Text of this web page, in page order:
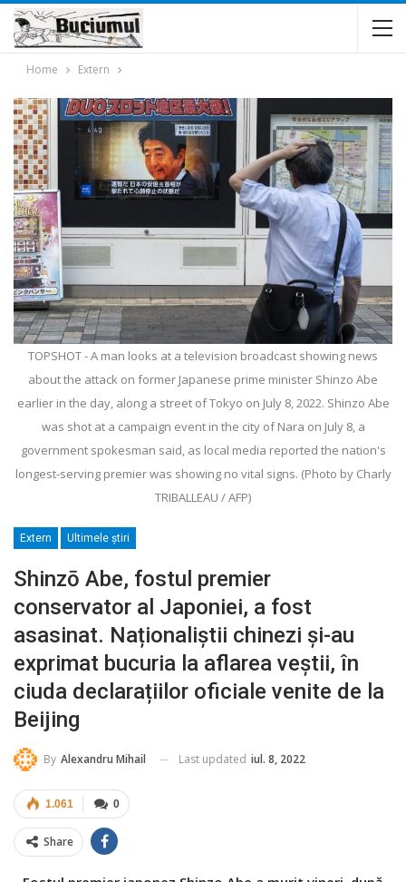
Home Extern
TOPSHOT - A man looks at a television broadcast showing news
about the attack on former Japanese prime minister Shinzo Abe
earlier in the day, along a street of Tokyo on July 8, 2022. Shinzo Abe
was shot at a campaign event in the city of Nara on July 8, a
government spokesman said, as local media reported the nation's
longest-serving premier was showing no vital signs. (Photo by Charly
TRIBALLEAU / AFP)
Extern Ultimele ştiri
Shinzō Abe, fostul premier
conservator al Japoniei, a fost
asasinat. Naționaliștii chinezi și-au
exprimat bucuria la aflarea veștii, în
ciuda declarațiilor oficiale venite de la
Beijing
By Alexandru Mihail Last updated iul. 8, 2022
0
1.061
Share